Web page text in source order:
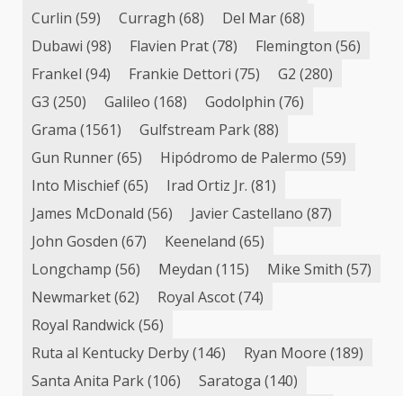
Curlin (59) Curragh (68) Del Mar(68)
Dubawi (98) Flavien Prat(78) Flemington (56)
Frankel (94) Frankie Dettori (75) G2 (280)
G3 (250) Galileo (168) Godolphin (76)
Grama (1561) Gulfstream Park(88)
Gun Runner(65) Hipódromo de Palermo (59)
Into Mischief(65) Irad Ortiz Jr. (81)
James McDonald (56) Javier Castellano (87)
John Gosden (67) Keeneland (65)
Longchamp (56) Meydan (115) Mike Smith (57)
Newmarket(62) Royal Ascot(74)
Royal Randwick(56)
Ruta al Kentucky Derby(146) Ryan Moore (189)
Santa Anita Park(106) Saratoga (140)